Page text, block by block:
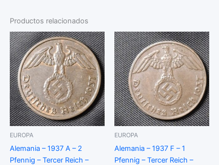
Productos relacionados
EUROPA
Alemania – 1937 A – 2
Pfennig – Tercer Reich –
EUROPA
Alemania – 1937 F – 1
Pfennig – Tercer Reich –